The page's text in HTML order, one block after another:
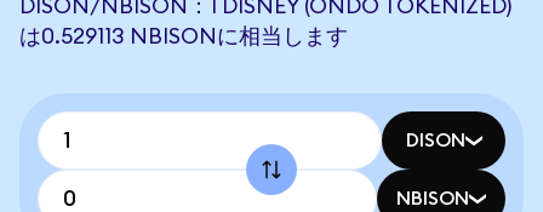
DISON/NBISON：1 DISNEY (ONDO TOKENIZED)
は0.529113 NBISONに相当します
DISON
NBISON